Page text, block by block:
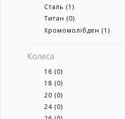
Сталь (1)
Титан (0)
Хромомолібден (1)
Колеса
16 (0)
18 (0)
20 (0)
24 (0)